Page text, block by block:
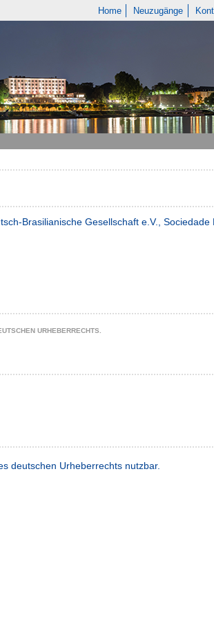
Home Neuzugänge
Brasilianische Gesellschaft e.V.,
URHEBERRECHTS.
deutschen Urheberrechts nutzbar.